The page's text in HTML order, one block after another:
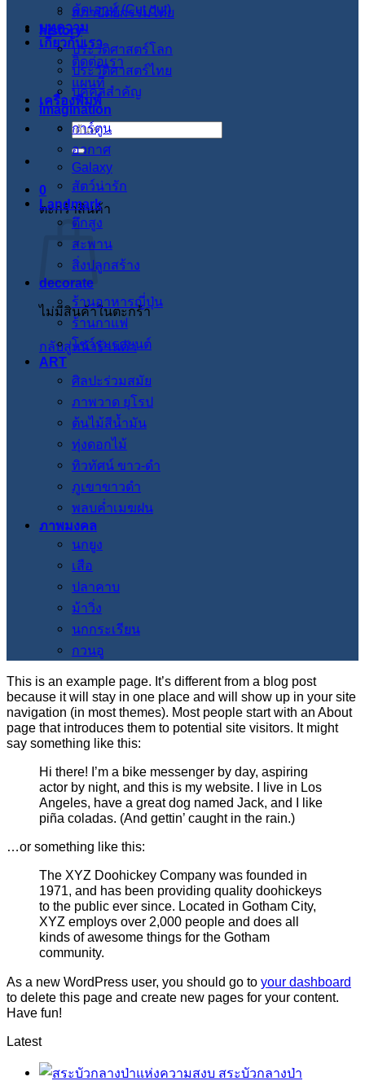
คัตเอาท์ (Cut out)
บทความ
เกี่ยวกับเรา
ติดต่อเรา
แผนที่
เครื่องพิมพ์
ค้นหา:
0
ตะกร้าสินค้า
ไม่มีสินค้าในตะกร้า
กลับสู่หน้าร้านค้า
สภาปัตย์กรรมไทย
history
ประวัติศาสตร์โลก
ประวัติศาสตร์ไทย
บุคคลสำคัญ
imagination
การ์ตูน
อวกาศ
Galaxy
สัตว์น่ารัก
Landmark
ตึกสูง
สะพาน
สิ่งปลูกสร้าง
decorate
ร้านอาหารญี่ปุ่น
ร้านกาแฟ
โชว์รูมรถยนต์
ART
ศิลปะร่วมสมัย
ภาพวาด ยุโรป
ต้นไม้สีน้ำมัน
ทุ่งดอกไม้
ทิวทัศน์ ขาว-ดำ
ภูเขาขาวดำ
พลบค่ำเมฆฝน
ภาพมงคล
นกยูง
เสือ
ปลาคาบ
ม้าวิ่ง
นกกระเรียน
กวนอู
This is an example page. It’s different from a blog post
because it will stay in one place and will show up in your site
navigation (in most themes). Most people start with an About
page that introduces them to potential site visitors. It might
say something like this:
Hi there! I’m a bike messenger by day, aspiring
actor by night, and this is my website. I live in Los
Angeles, have a great dog named Jack, and I like
piña coladas. (And gettin’ caught in the rain.)
…or something like this:
The XYZ Doohickey Company was founded in
1971, and has been providing quality doohickeys
to the public ever since. Located in Gotham City,
XYZ employs over 2,000 people and does all
kinds of awesome things for the Gotham
community.
As a new WordPress user, you should go to your dashboard
to delete this page and create new pages for your content.
Have fun!
Latest
สระบัวกลางป่า